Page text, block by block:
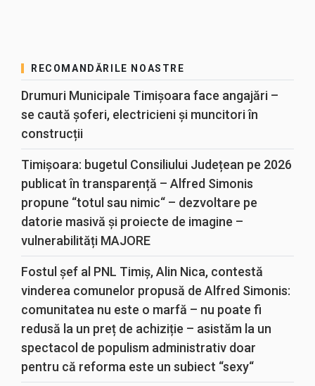
RECOMANDĂRILE NOASTRE
Drumuri Municipale Timișoara face angajări –
se caută șoferi, electricieni și muncitori în
construcții
Timișoara: bugetul Consiliului Județean pe 2026
publicat în transparență – Alfred Simonis
propune “totul sau nimic“ – dezvoltare pe
datorie masivă și proiecte de imagine –
vulnerabilități MAJORE
Fostul șef al PNL Timiș, Alin Nica, contestă
vinderea comunelor propusă de Alfred Simonis:
comunitatea nu este o marfă – nu poate fi
redusă la un preț de achiziție – asistăm la un
spectacol de populism administrativ doar
pentru că reforma este un subiect “sexy“